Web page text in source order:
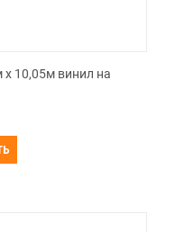
х 10,05м винил на